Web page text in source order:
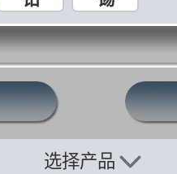
选择产品